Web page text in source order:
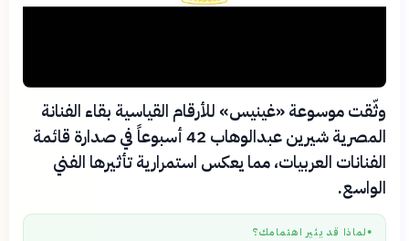
وثّقت موسوعة «غينيس» للأرقام القياسية بقاء الفنانة
المصرية شيرين عبدالوهاب 42 أسبوعاً في صدارة قائمة
الفنانات العربيات، مما يعكس استمرارية تأثيرها الفني
الواسع.
● لماذا قد يثير اهتمامك؟